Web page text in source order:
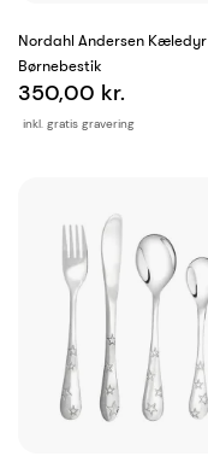
Nordahl Andersen Kæledyr
Børnebestik
inkl. gratis gravering
350,00 kr.